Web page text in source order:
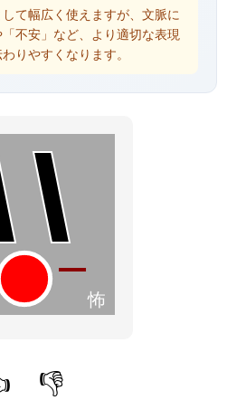
して幅広く使えますが、文脈に
不安」など、より適切な表現
りやすくなります。
怖
👎